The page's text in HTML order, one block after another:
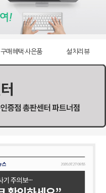
구매혜택·사은품 설치리뷰